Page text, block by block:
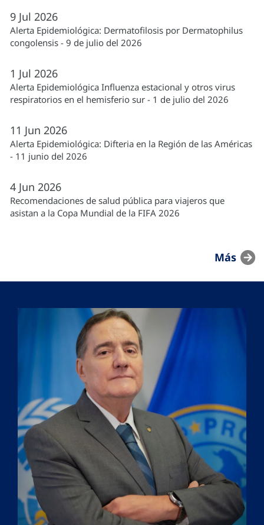
9 Jul 2026
Alerta Epidemiológica: Dermatofilosis por Dermatophilus
congolensis - 9 de julio del 2026
1 Jul 2026
Alerta Epidemiológica Influenza estacional y otros virus
respiratorios en el hemisferio sur - 1 de julio del 2026
11 Jun 2026
Alerta Epidemiológica: Difteria en la Región de las Américas
- 11 junio del 2026
4 Jun 2026
Recomendaciones de salud pública para viajeros que
asistan a la Copa Mundial de la FIFA 2026
Más